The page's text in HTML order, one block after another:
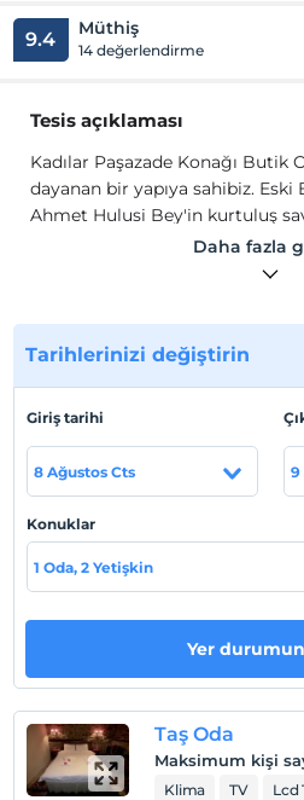
9.4 Müthiş
14 değerlendirme
Tesis açıklaması
Kadılar Paşazade Konağı Butik
dayanan bir yapıya sahibiz. Eski
Ahmet Hulusi Bey'in kurtuluş
konaklamış olduğu evi 2015
konak siz değerli
dayanan bir yapıya sahibiz. Eski
Ahmet Hulusi Bey'in kurtuluş
Tesis lokasyon bilgileri
Kadılar Paşazade Konağı Butik
Ahmet Hulusi Bey'in kurtuluş
konaklamış olduğu evi 2015
konak siz değerli
Otel koşulları
Daha fazla
Tarihlerinizi değiştirin
Giriş tarihi
8 Ağustos Cts 9
Konuklar
1 Oda, 2 Yetişkin
Yer
Taş Oda
Maksimum kişi
Klima TV Lcd